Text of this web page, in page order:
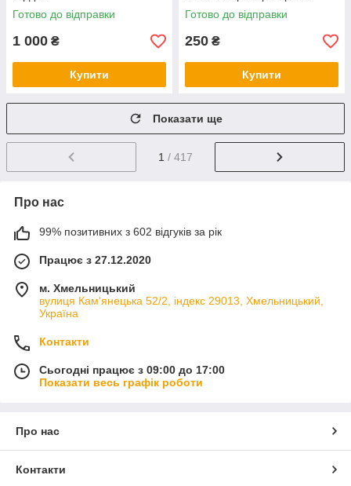
Готово до відправки
1 000 ₴
Купити
Готово до відправки
250 ₴
Купити
Показати ще
1 / 417
Про нас
99% позитивних з 602 відгуків за рік
Працює з 27.12.2020
м. Хмельницький
вулиця Кам'янецька 52/2, індекс 29013, Хмельницький,
Україна
Контакти
Сьогодні працює з 09:00 до 17:00
Показати весь графік роботи
Про нас
Контакти